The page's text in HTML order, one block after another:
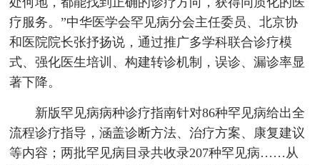
疗服务。”中华医学会罕见病分会主任委员、北京协
和医院院长张抒扬说，通过推广多学科联合诊疗模
式、强化医生培训、构建转诊机制，误诊、漏诊率显
著下降。
新版罕见病病种诊疗指南针对86种罕见病给出全
流程诊疗指导，涵盖诊断方法、治疗方案、康复建议
等内容；两批罕见病目录共收录207种罕见病……从